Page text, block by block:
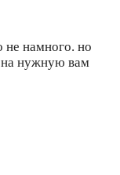
намного. но
нужную вам